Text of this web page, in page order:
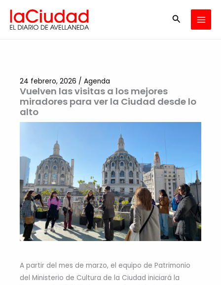
contenido
Buscar
Vuelven las visitas a los mejores
miradores para ver la Ciudad desde lo
alto
24 febrero, 2026 / Agenda
A partir del mes de marzo, el equipo de Patrimonio
del Ministerio de Cultura de la Ciudad iniciará la